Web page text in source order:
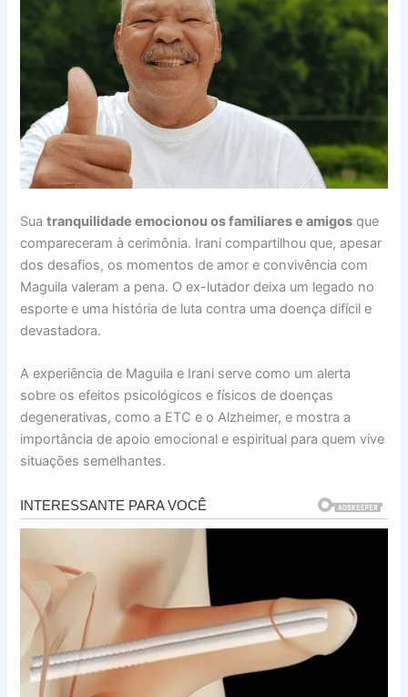
Suatranquilidade emocionou os familiares e amigos que
compareceram à cerimônia. Irani compartilhou que, apesar
dos desafios, os momentos de amor e convivência com
Maguila valeram a pena. O ex-lutador deixa um legado no
esporte e uma história de luta contra uma doença difícil e
devastadora.
A experiência de Maguila e Irani serve como um alerta
sobre os efeitos psicológicos e físicos de doenças
degenerativas, como a ETC e o Alzheimer, e mostra a
importância de apoio emocional e espiritual para quem vive
situações semelhantes.